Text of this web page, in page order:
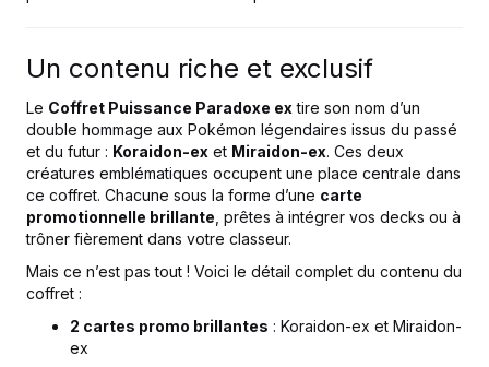
Un contenu riche et exclusif
Le Coffret Puissance Paradoxe ex tire son nom d’un
double hommage aux Pokémon légendaires issus du passé
et du futur : Koraidon-ex et Miraidon-ex. Ces deux
créatures emblématiques occupent une place centrale dans
ce coffret. Chacune sous la forme d’une carte
promotionnelle brillante , prêtes à intégrer vos decks ou à
trôner fièrement dans votre classeur.
Mais ce n’est pas tout ! Voici le détail complet du contenu du
coffret :
2 cartes promo brillantes : Koraidon-ex et Miraidon-
ex